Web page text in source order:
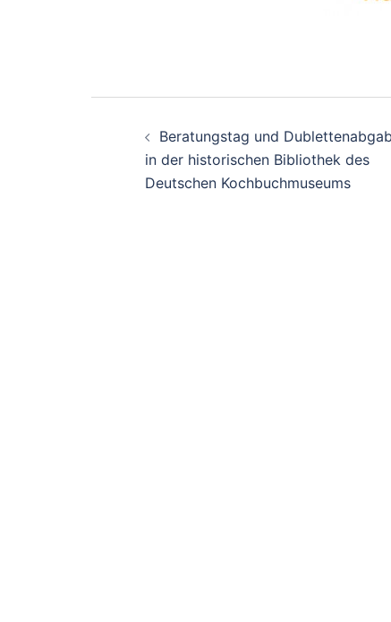
Beitrags-
Navigation
Beratungstag und
in der historischen Bibliothek des
Deutschen Kochbuchmuseums